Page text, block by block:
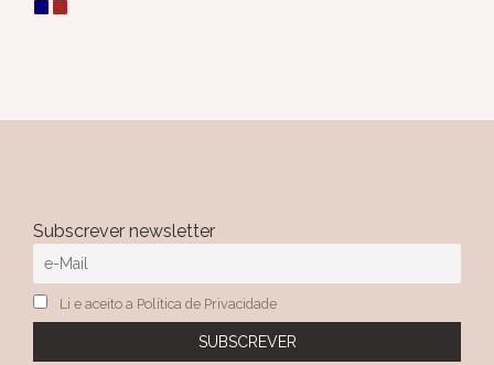
Subscrever newsletter
Li e aceito a Política de Privacidade